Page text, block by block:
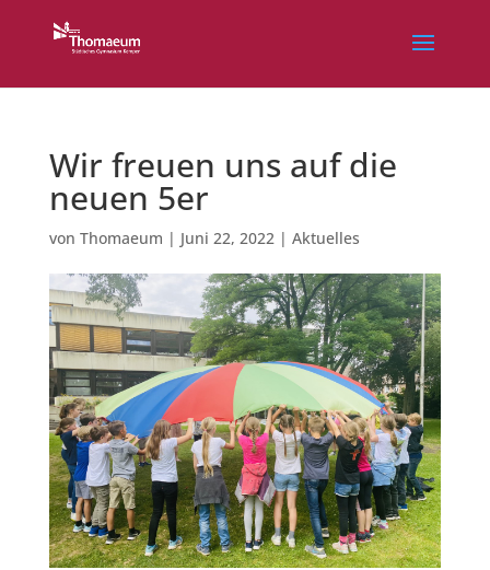
Wir freuen uns auf die
neuen 5er
von Thomaeum | Juni 22, 2022| Aktuelles